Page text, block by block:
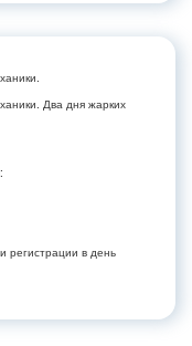
Два дня жарких
регистрации в день